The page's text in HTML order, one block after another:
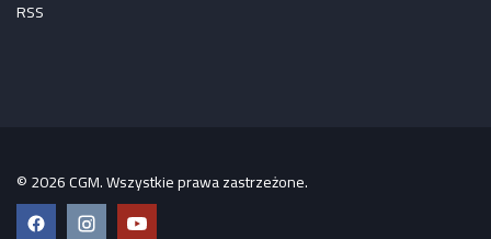
RSS
© 2026 CGM. Wszystkie prawa zastrzeżone.
FacebookInstagramYouTube